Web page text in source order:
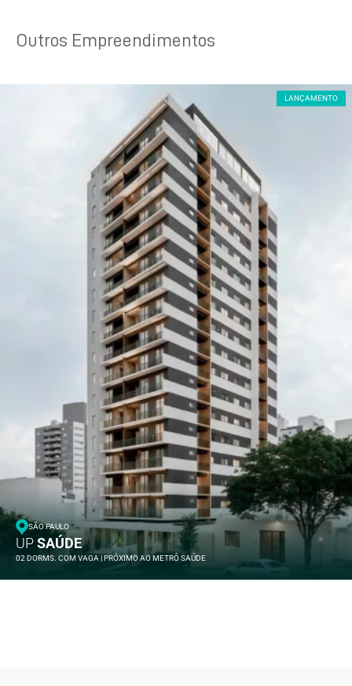
Outros Empreendimentos
LANÇAMENTO
SÃO PAULO
UPSAÚDE
02 DORMS. COM VAGA | PRÓXIMO AO METRÔ SAÚDE